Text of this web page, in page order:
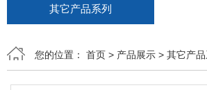
其它产品系列
您的位置： 首页 > 产品展示 > 其它产品